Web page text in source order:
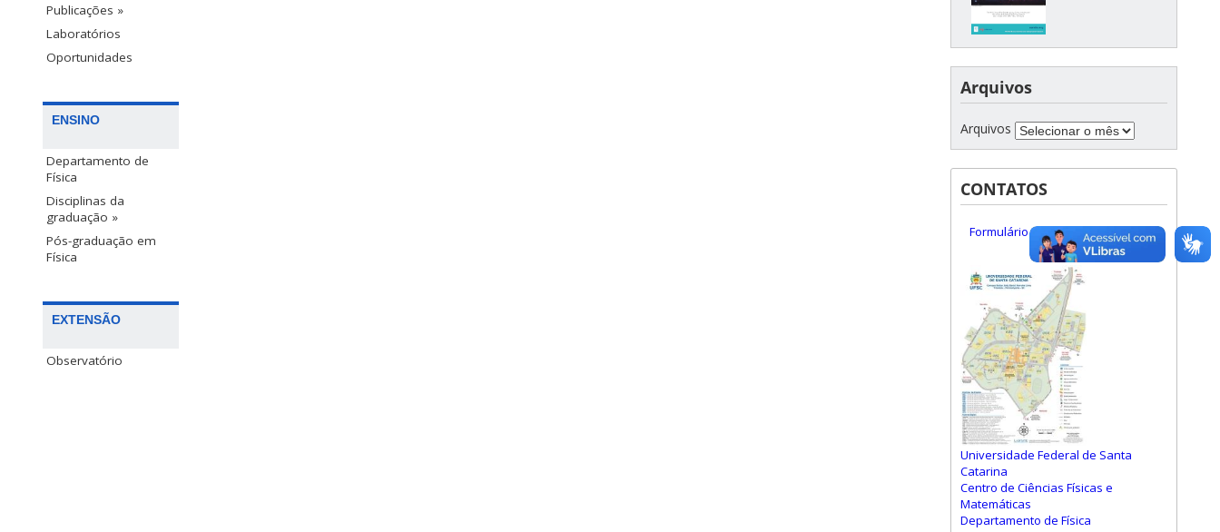
Publicações »
Laboratórios
Oportunidades
ENSINO
Departamento de
Física
Disciplinas da
graduação »
Pós-graduação em
Física
EXTENSÃO
Observatório
Arquivos
Arquivos
CONTATOS
Formulário de Contato
Universidade Federal de Santa
Catarina
Centro de Ciências Físicas e
Matemáticas
Departamento de Física